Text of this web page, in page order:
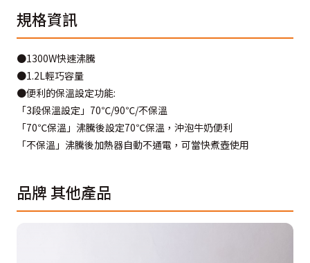
規格資訊
●1300W快速沸騰
●1.2L輕巧容量
●便利的保溫設定功能:
「3段保溫設定」70℃/90℃/不保溫
「70℃保溫」沸騰後設定70℃保溫，沖泡牛奶便利
「不保溫」沸騰後加熱器自動不通電，可當快煮壺使用
品牌其他產品